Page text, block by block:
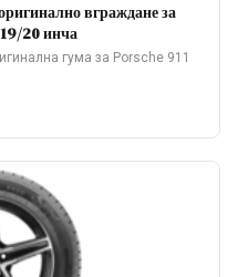
вграждане за
20 инча
гума за Porsche 911